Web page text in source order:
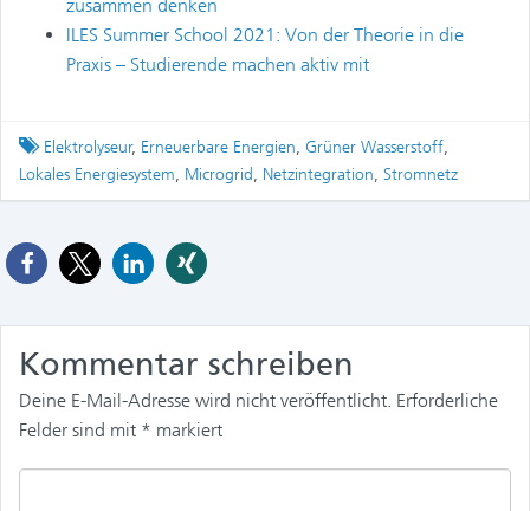
zusammen denken
ILES Summer School 2021: Von der Theorie in die
Praxis – Studierende machen aktiv mit
Tagged
Elektrolyseur, Erneuerbare Energien, Grüner Wasserstoff,
Lokales Energiesystem, Microgrid, Netzintegration, Stromnetz
Kommentar schreiben
Deine E-Mail-Adresse wird nicht veröffentlicht. Erforderliche
Felder sind mit * markiert